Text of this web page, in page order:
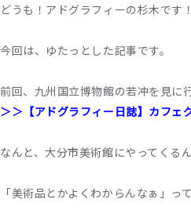
どうも！アドグラフィーの杉木です！
今回は、ゆたっとした記事です。
前回、九州国立博物館の若冲を見に
＞＞【アドグラフィー日誌】カフェ
なんと、大分市美術館にやってくる
「美術品とかよくわからんなぁ」っ